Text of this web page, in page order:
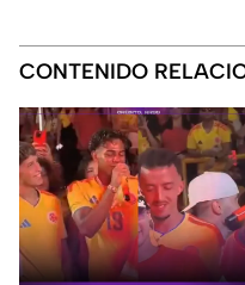
CONTENIDO